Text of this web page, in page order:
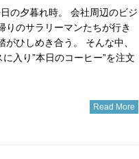
の夕暮れ時。 会社周辺のビジ
りのサラリーマンたちが行き
がひしめき合う。 そんな中、
入り”本日のコーヒー”を注文
Read More